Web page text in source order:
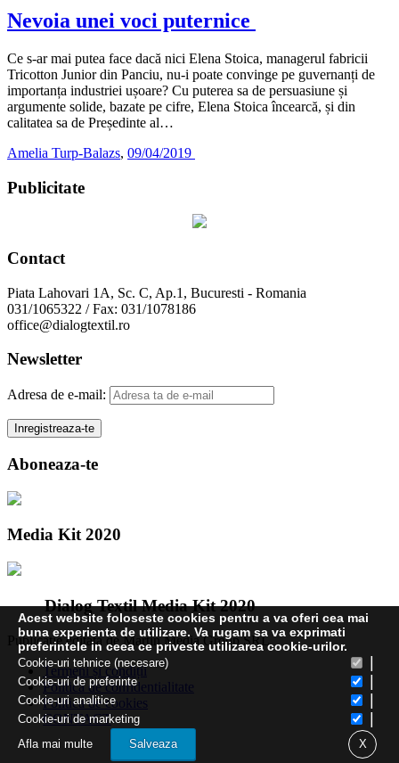
Nevoia unei voci puternice
Ce s-ar mai putea face dacă nici Elena Stoica, managerul fabricii
Tricotton Junior din Panciu, nu-i poate convinge pe guvernanți de
importanța industriei ușoare? Cu puterea sa de persuasiune și
argumente solide, bazate pe cifre, Elena Stoica încearcă, și din
calitatea sa de Președinte al…
Amelia Turp-Balazs, 09/04/2019
Publicitate
Contact
Piata Lahovari 1A, Sc. C, Ap.1, Bucuresti - Romania
031/1065322 / Fax: 031/1078186
office@dialogtextil.ro
Newsletter
Adresa de e-mail:
Aboneaza-te
Media Kit 2020
Dialog Textil Media Kit 2020
Publicatie editata de Martin Media Group SRL
Termeni și condiții
Politica de confidentialitate
Politica de cookies
CONTACT
Acest website foloseste cookies pentru a va oferi cea mai
buna experienta de utilizare. Va rugam sa va exprimati
preferintele in ceea ce priveste utilizarea cookie-urilor.
Cookie-uri tehnice (necesare)
Cookie-uri de preferinte
Cookie-uri analitice
Cookie-uri de marketing
Afla mai multe Salveaza X